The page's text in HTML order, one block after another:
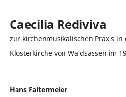
Caecilia Rediviva
zur kirchenmusikalischen Praxis in
Klosterkirche von Waldsassen im
Hans Faltermeier